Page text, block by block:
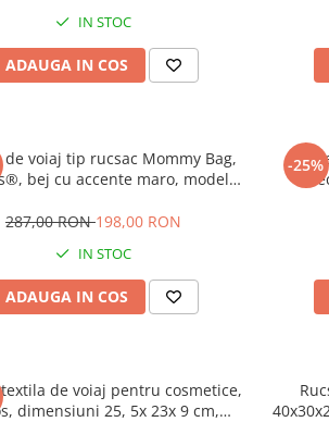
IN STOC
ADAUGA IN COS
de voiaj tip rucsac Mommy Bag,
bej cu accente maro, model
si bebelusi, material rezistent la
287,00 RON198,00 RON
IN STOC
ADAUGA IN COS
-25%
Set
de voiaj pentru cosmetice,
dimensiuni 25, 5x 23x 9 cm,